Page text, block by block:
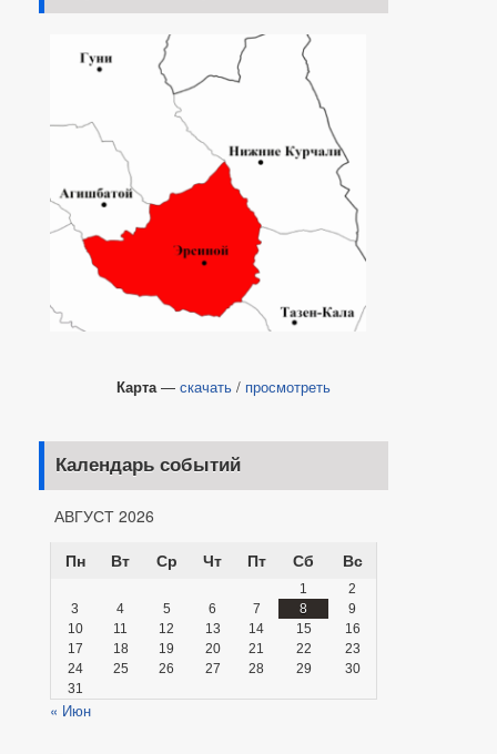
Карта— скачать / просмотреть
Календарь событий
АВГУСТ 2026
Пн
Вт Ср Чт Пт Сб Вс
1
2
3
4 5 6 7 8
9
10
11 12 13 14 15
16
17
18 19 20 21 22
23
24
25 26 27 28 29
30
31
« Июн